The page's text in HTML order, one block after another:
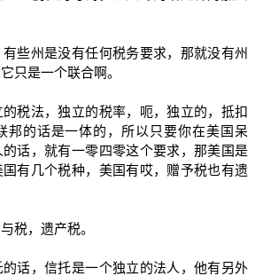
些州是没有任何税务要求，那就没有州
只是一个联合啊。
税法，独立的税率，呃，独立的，抵扣
邦的话是一体的，所以只要你在美国呆
话，就有一零四零这个要求，那美国是
有几个税种，美国有哎，赠予税也有遗
税，遗产税。
话，信托是一个独立的法人，他有另外